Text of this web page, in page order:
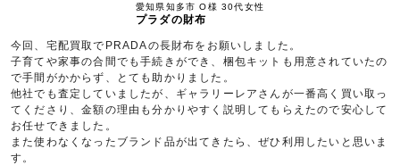
愛知県知多市 O様 30代女性
プラダの財布
今回、宅配買取でPRADAの長財布をお願いしました。
子育てや家事の合間でも手続きができ、梱包キットも用意されていたの
で手間がかからず、とても助かりました。
他社でも査定していましたが、ギャラリーレアさんが一番高く買い取っ
てくださり、金額の理由も分かりやすく説明してもらえたので安心して
お任せできました。
また使わなくなったブランド品が出てきたら、ぜひ利用したいと思いま
す。